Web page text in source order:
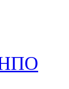
НПО